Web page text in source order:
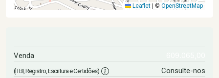
Leaflet © OpenStreetMap
Venda
(ITBI, Registro, Escritura e Certidões)
Consulte-nos